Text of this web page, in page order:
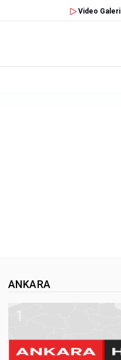
Video Galeri
ANKARA
1